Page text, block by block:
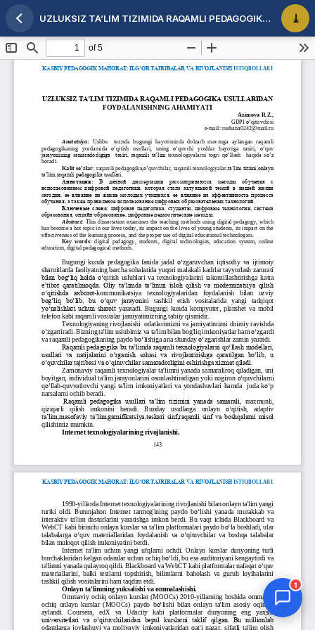
Maqola tafsilotlariga qaytish UZLUKSIZ TA’LIM TIZIMIDA RAQAMLI PEDAGOGIKA USULLARIDAN FOYDALANISHNING AHAMIYATI
1
Onlayn